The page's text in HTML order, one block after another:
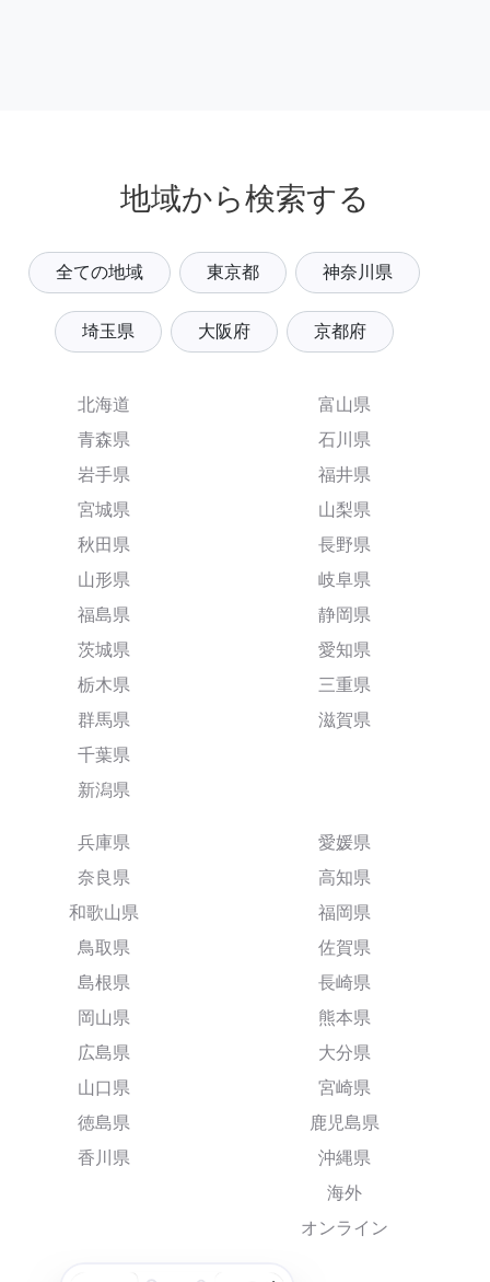
地域から検索する
全ての地域 東京都 神奈川県
埼玉県 大阪府 京都府
北海道
青森県
岩手県
宮城県
秋田県
山形県
福島県
茨城県
栃木県
群馬県
千葉県
新潟県
富山県
石川県
福井県
山梨県
長野県
岐阜県
静岡県
愛知県
三重県
滋賀県
兵庫県
奈良県
和歌山県
鳥取県
島根県
岡山県
広島県
山口県
徳島県
香川県
愛媛県
高知県
福岡県
佐賀県
長崎県
熊本県
大分県
宮崎県
鹿児島県
沖縄県
海外
オンライン